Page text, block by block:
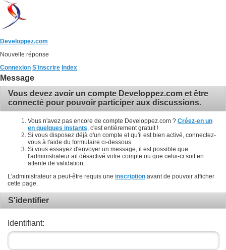
Developpez.com
Nouvelle réponse
Connexion S'inscrire Index
Message
Vous devez avoir un compte Developpez.com et être
connecté pour pouvoir participer aux discussions.
Vous n'avez pas encore de compte Developpez.com ? Créez-en un
en quelques instants , c'est entièrement gratuit !
Si vous disposez déjà d'un compte et qu'il est bien activé, connectez-
vous à l'aide du formulaire ci-dessous.
Si vous essayez d'envoyer un message, il est possible que
l'administrateur ait désactivé votre compte ou que celui-ci soit en
attente de validation.
L'administrateur a peut-être requis une inscription avant de pouvoir afficher
cette page.
S'identifier
Identifiant: